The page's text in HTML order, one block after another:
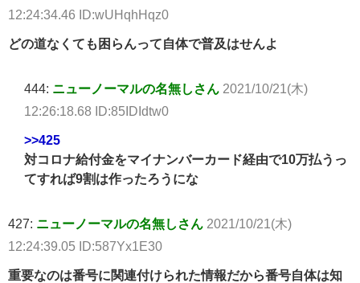
12:24:34.46 ID:wUHqhHqz0
どの道なくても困らんって自体で普及はせんよ
444: ニューノーマルの名無しさん 2021/10/21(木)
12:26:18.68 ID:85IDIdtw0
>>425
対コロナ給付金をマイナンバーカード経由で10万払うっ
てすれば9割は作ったろうにな
427: ニューノーマルの名無しさん 2021/10/21(木)
12:24:39.05 ID:587Yx1E30
重要なのは番号に関連付けられた情報だから番号自体は知